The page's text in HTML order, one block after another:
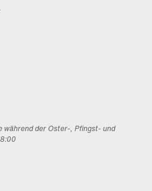
während der Oster-, Pfingst- und